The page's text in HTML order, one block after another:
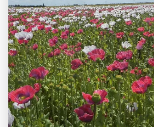
genießen und die lokale Kultur zu
Kombination aus spektakulären
Aktivitäten und der Möglichkeit, die alpine
probieren, macht das Berner Oberland zu
unverzichtbaren Ziel für Reisende und
andere Sehenswürdigkeiten der
Jungfraujoch oder die Aletschgletscher,
Die Kombination aus der Schönheit der
kulturellen Bedeutung der Region und der
Natur aktiv zu erleben, macht das Berner
einem unverzichtbaren Ziel für Reisende,
der Schweizer Alpen entdecken möchten.